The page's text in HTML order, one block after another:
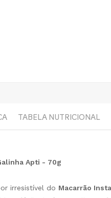
TABELA NUTRICIONAL
Apti - 70g
irresistível do Macarrão